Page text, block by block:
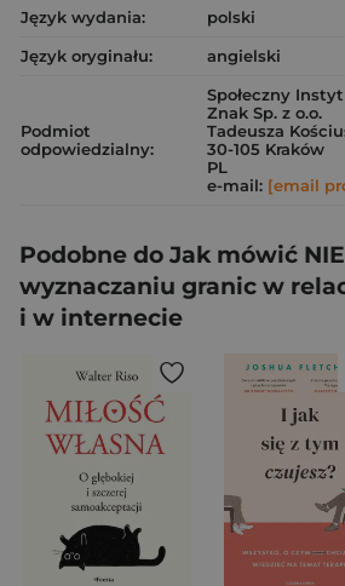
Język wydania:
polski
Język oryginału:
angielski
Podmiot
odpowiedzialny:
Społeczny
Znak Sp. z o.o.
Tadeusza
30-105 Kraków
PL
e-mail: [email
Podobne do Jak mówić
wyznaczaniu granic w
i w internecie